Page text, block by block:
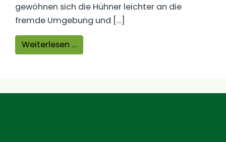
gewöhnen sich die Hühner leichter an die
fremde Umgebung und […]
Weiterlesen …from Kann man Sussex und Bresse